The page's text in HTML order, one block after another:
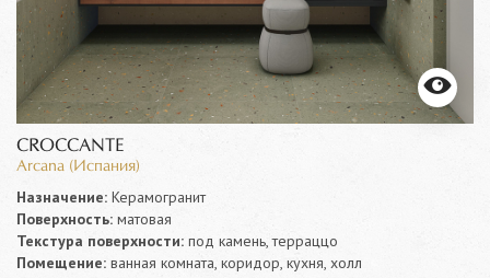
CROCCANTE
Arcana (Испания)
Назначение: Керамогранит
Поверхность: матовая
Текстура поверхности: под камень, терраццо
Помещение: ванная комната, коридор, кухня, холл